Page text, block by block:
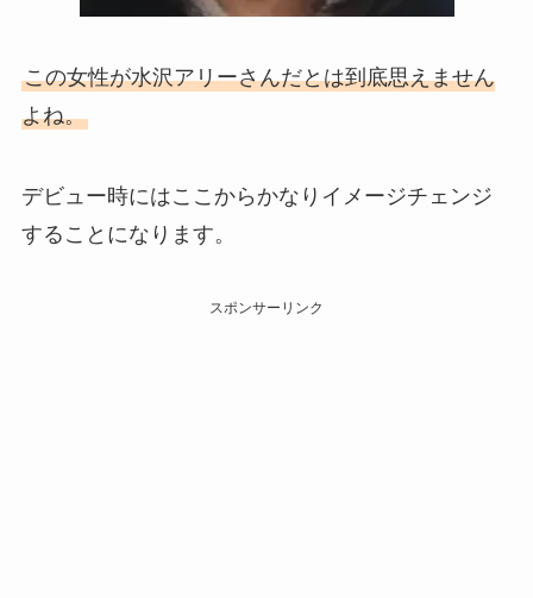
この女性が水沢アリーさんだとは到底思えません
よね。
デビュー時にはここからかなりイメージチェンジ
することになります。
スポンサーリンク